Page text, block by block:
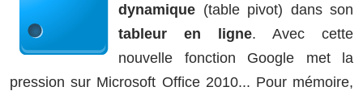
dynamique (table pivot) dans son
tableur en ligne. Avec cette
nouvelle fonction Google met la
pression sur Microsoft Office 2010... Pour mémoire,